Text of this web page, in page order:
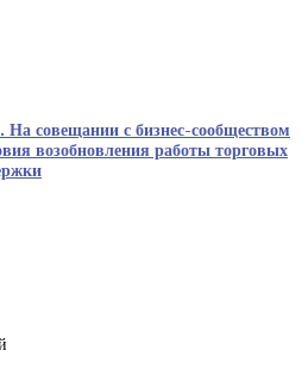
совещании с бизнес-сообществом
возобновления работы торговых